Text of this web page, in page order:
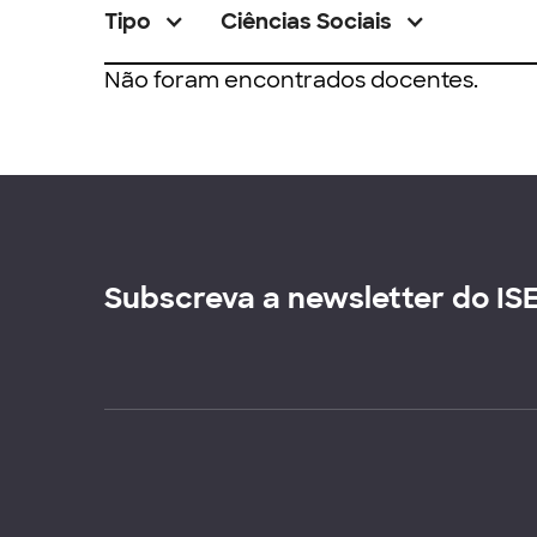
Tipo Ciências Sociais
Não foram encontrados docentes.
Subscreva a newsletter do